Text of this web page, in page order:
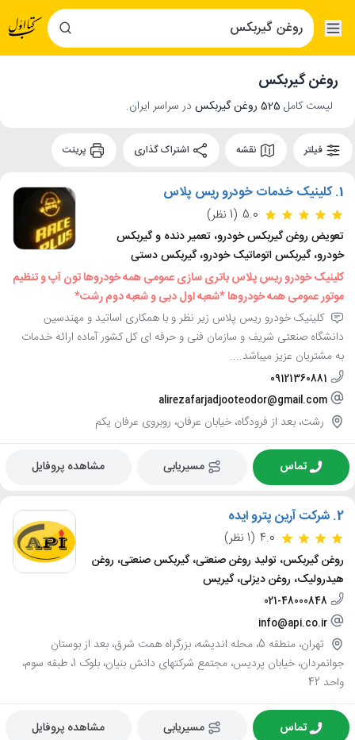
روغن گیربکس
لیست کامل 525 روغن گیربکس در سراسر ایران.
فیلتر نقشه
1. کلینیک خدمات خودرو ریس پلاس
5.0 (1 نظر)
تعویض روغن گیربکس خودرو، تعمیر دنده و گیربکس
خودرو، گیربکس اتوماتیک خودرو، گیربکس دستی
کلینیک خودرو ریس پلاس باتری سازی عمومی همه خودروها تون آپ و تنظیم
موتور عمومی همه خودروها *شعبه اول دبی و شعبه دوم رشت*
کلینیک خودرو ریس پلاس زیر نظر و با همکاری اساتید و مهندسین
دانشگاه صنعتی شریف و سازمان فنی و حرفه ای کل کشور آماده ارائه خدمات
به مشتریان عزیز میباشد....
09121360881
alirezafarjadjooteodor@gmail.com
رشت، بعد از فرودگاه، خیابان عرفان، روبروی عرفان یکم
تماس مسیریابی مشاهده پروفایل
2. شرکت آرین پترو ایده
4.0 (1 نظر)
روغن گیربکس، تولید روغن صنعتی، گیربکس صنعتی، روغن
هیدرولیک، روغن دیزلی، گیریس
021-48000848
info@api.co.ir
تهران، منطقه 5، محله اندیشه، بزرگراه همت شرق، بعد از بوستان
جوانمردان، خیابان پردیس، مجتمع شرکتهای دانش بنیان، بلوک 1، طبقه سوم،
واحد 42
تماس مسیریابی مشاهده پروفایل